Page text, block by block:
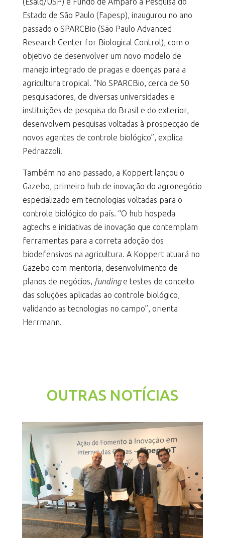
Estado de São Paulo (Fapesp), inaugurou no ano
passado o SPARCBio (São Paulo Advanced
Research Center for Biological Control), com o
objetivo de desenvolver um novo modelo de
manejo integrado de pragas e doenças para a
agricultura tropical. “No SPARCBio, cerca de 50
pesquisadores, de diversas universidades e
instituições de pesquisa do Brasil e do exterior,
desenvolvem pesquisas voltadas à prospecção de
novos agentes de controle biológico”, explica
Pedrazzoli.
Também no ano passado, a Koppert lançou o
Gazebo, primeiro hub de inovação do agronegócio
especializado em tecnologias voltadas para o
controle biológico do país. “O hub hospeda
agtechs e iniciativas de inovação que contemplam
ferramentas para a correta adoção dos
biodefensivos na agricultura. A Koppert atuará no
Gazebo com mentoria, desenvolvimento de
planos de negócios, fundinge testes de conceito
das soluções aplicadas ao controle biológico,
validando as tecnologias no campo”, orienta
Herrmann.
OUTRAS NOTÍCIAS